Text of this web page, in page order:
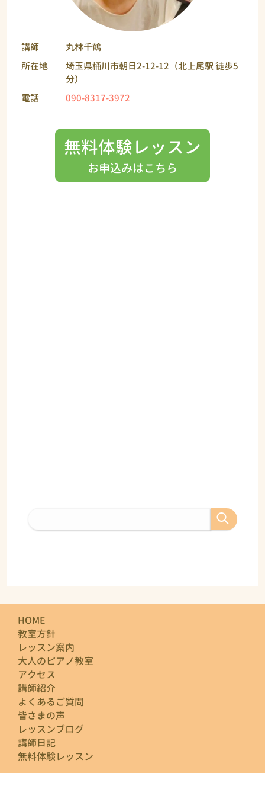
講師
丸林千鶴
所在地
埼玉県桶川市朝日2-12-12（北上尾駅 徒歩5
分）
電話
090-8317-3972
無料体験レッスン
お申込みはこちら
HOME
教室方針
レッスン案内
大人のピアノ教室
アクセス
講師紹介
よくあるご質問
皆さまの声
レッスンブログ
講師日記
無料体験レッスン